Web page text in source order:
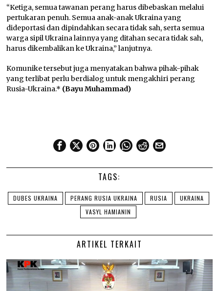
“Ketiga, semua tawanan perang harus dibebaskan melalui
pertukaran penuh. Semua anak-anak Ukraina yang
dideportasi dan dipindahkan secara tidak sah, serta semua
warga sipil Ukraina lainnya yang ditahan secara tidak sah,
harus dikembalikan ke Ukraina,” lanjutnya.
Komunike tersebut juga menyatakan bahwa pihak-pihak
yang terlibat perlu berdialog untuk mengakhiri perang
Rusia-Ukraina.* (Bayu Muhammad)
TAGS:
DUBES UKRAINA PERANG RUSIA UKRAINA RUSIA
UKRAINA
VASYL HAMIANIN
ARTIKEL TERKAIT